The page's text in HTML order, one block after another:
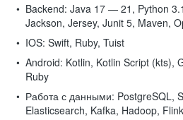
Backend: Java 17 — 21, Python
Jackson, Jersey, Junit 5, Maven,
IOS: Swift, Ruby, Tuist
Android: Kotlin, Kotlin Script (kts),
Ruby
Работа с данными: PostgreSQL,
Elasticsearch, Kafka, Hadoop,